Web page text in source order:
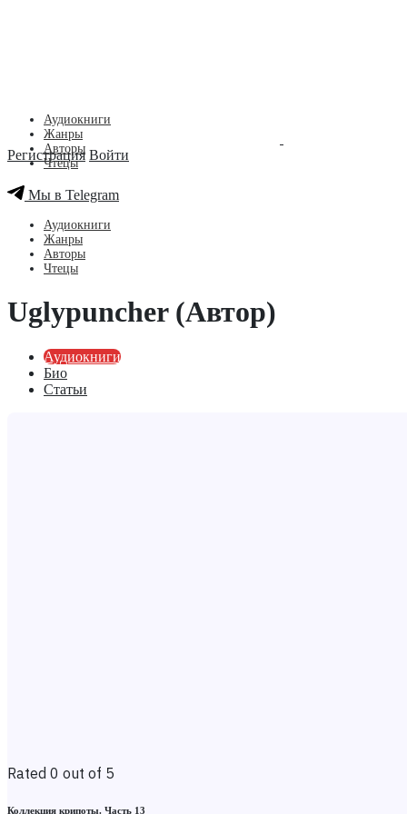
Регистрация Войти
Аудиокниги
Жанры
Авторы
Чтецы
Мы в Telegram
Аудиокниги
Жанры
Авторы
Чтецы
Uglypuncher (Автор)
Аудиокниги
Био
Статьи
Rated 0 out of 5
Коллекция крипоты. Часть 13